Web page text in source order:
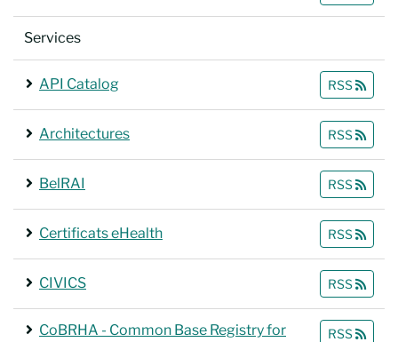
Services
API Catalog RSS
Architectures RSS
BelRAI RSS
Certificats eHealth RSS
CIVICS RSS
CoBRHA - Common Base Registry for
RSS